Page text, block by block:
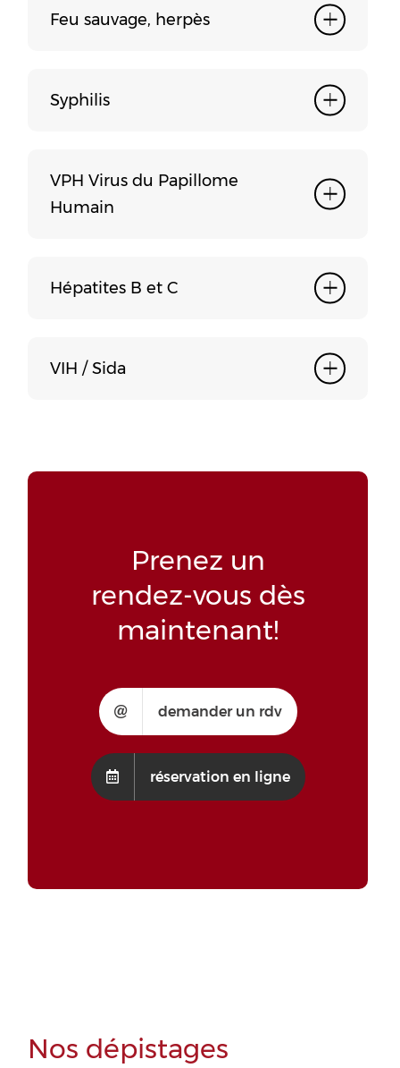
Feu sauvage, herpès
Syphilis
VPH Virus du Papillome
Humain
Hépatites B et C
VIH / Sida
Prenez un
rendez-vous dès
maintenant!
demander un rdv
réservation en ligne
Nos dépistages